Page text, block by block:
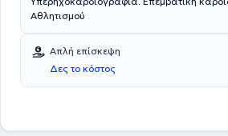
Αθλητισμού
Απλή επίσκεψη
Δες το κόστος